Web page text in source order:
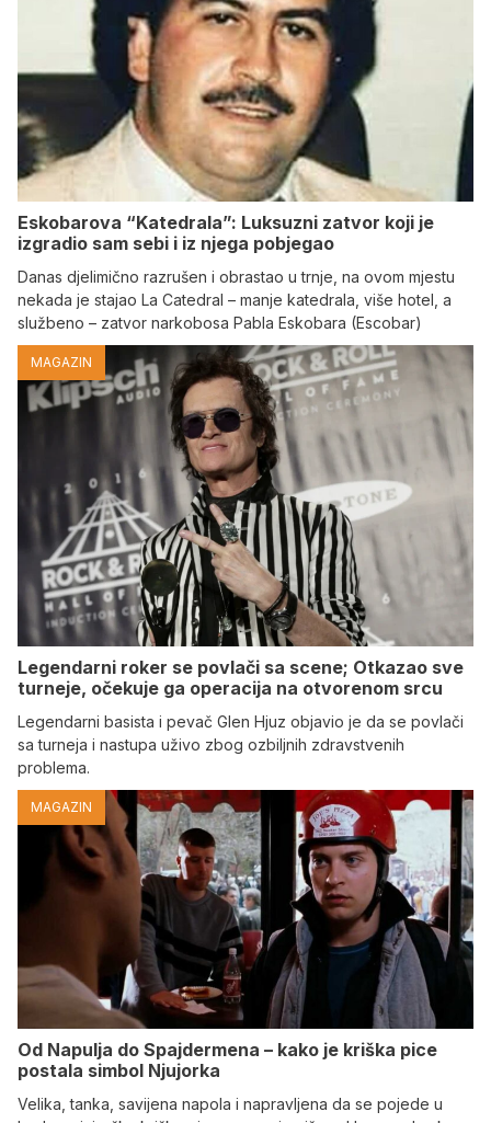
Eskobarova “Katedrala”: Luksuzni zatvor koji je
izgradio sam sebi i iz njega pobjegao
Danas djelimično razrušen i obrastao u trnje, na ovom mjestu
nekada je stajao La Catedral – manje katedrala, više hotel, a
službeno – zatvor narkobosa Pabla Eskobara (Escobar)
MAGAZIN
Legendarni roker se povlači sa scene; Otkazao sve
turneje, očekuje ga operacija na otvorenom srcu
Legendarni basista i pevač Glen Hjuz objavio je da se povlači
sa turneja i nastupa uživo zbog ozbiljnih zdravstvenih
problema.
MAGAZIN
Od Napulja do Spajdermena – kako je kriška pice
postala simbol Njujorka
Velika, tanka, savijena napola i napravljena da se pojede u